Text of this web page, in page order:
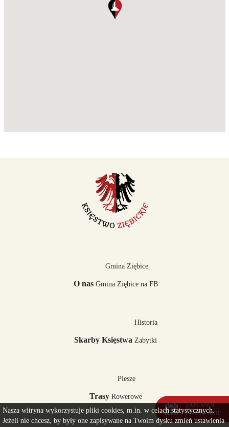
O nas
Gmina Ziębice
Gmina Ziębice na FB
Skarby Księstwa
Historia
Zabytki
Trasy
Piesze
Rowerowe
Nasza witryna wykorzystuje pliki cookies, m.in. w celach statystycznych.
Jeżeli nie chcesz, by były one zapisywane na Twoim dysku zmień ustawienia
ZAPLANUJ
ZWIEDZANIE